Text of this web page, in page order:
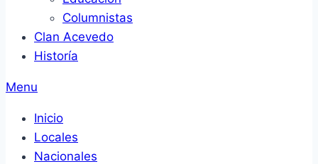
Columnistas
Clan Acevedo
Historía
Menu
Inicio
Locales
Nacionales